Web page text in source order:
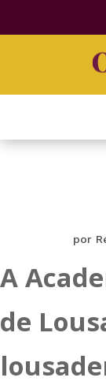
por
A
de